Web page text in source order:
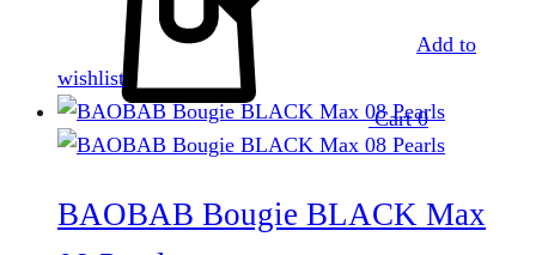
Cart 0
Add to
wishlist
BAOBAB Bougie BLACK Max